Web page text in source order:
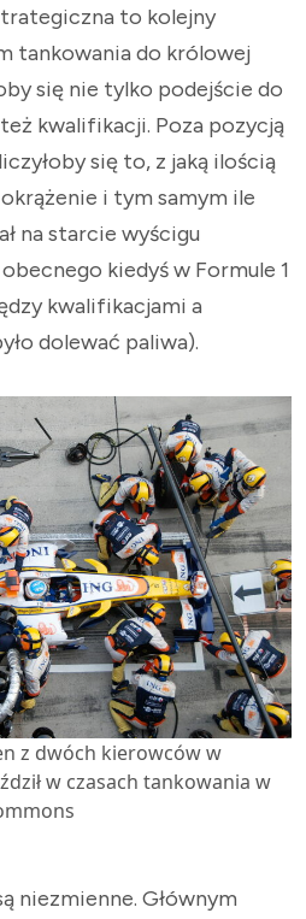
to kolejny
tankowania do królowej
się nie tylko podejście do
kwalifikacji. Poza pozycją
się to, z jaką ilością
i tym samym ile
na starcie wyścigu
kiedyś w Formule 1
kwalifikacjami a
dolewać paliwa).
z dwóch kierowców w
w czasach tankowania w
niezmienne. Głównym